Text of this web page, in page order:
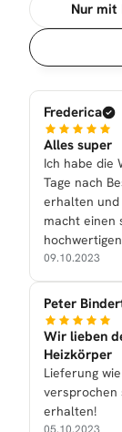
Nur mit
Sortierung
Frederica
Alles super
Ich habe die
Tage nach
erhalten und
macht einen
09.10.2023
Peter
Wir lieben
Heizkörper
Lieferung wie
versprochen
erhalten!